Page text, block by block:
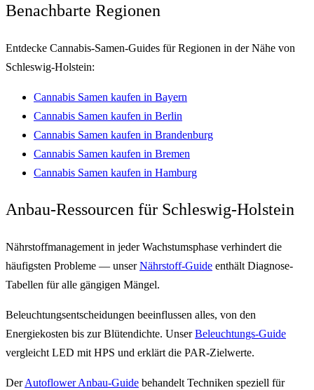
Benachbarte Regionen
Entdecke Cannabis-Samen-Guides für Regionen in der Nähe von
Schleswig-Holstein:
Cannabis Samen kaufen in Bayern
Cannabis Samen kaufen in Berlin
Cannabis Samen kaufen in Brandenburg
Cannabis Samen kaufen in Bremen
Cannabis Samen kaufen in Hamburg
Anbau-Ressourcen für Schleswig-Holstein
Nährstoffmanagement in jeder Wachstumsphase verhindert die
häufigsten Probleme — unserNährstoff-Guide enthält Diagnose-
Tabellen für alle gängigen Mängel.
Beleuchtungsentscheidungen beeinflussen alles, von den
Energiekosten bis zur Blütendichte. UnserBeleuchtungs-Guide
vergleicht LED mit HPS und erklärt die PAR-Zielwerte.
DerAutoflower Anbau-Guide behandelt Techniken speziell für